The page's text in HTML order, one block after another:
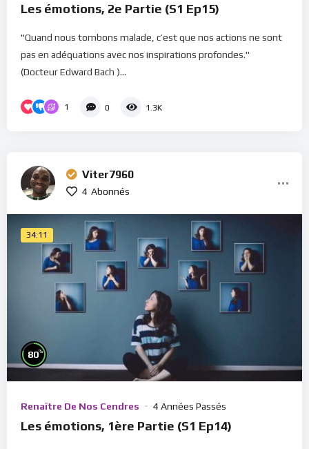
Les émotions, 2e Partie (S1 Ep15)
"Quand nous tombons malade, c’est que nos actions ne sont
pas en adéquations avec nos inspirations profondes."
(Docteur Edward Bach )...
1 0 1.3K
Viter7960
4 Abonnés
34:11
80%
Renaître De Nos Cendres 4 Années Passés
Les émotions, 1ère Partie (S1 Ep14)